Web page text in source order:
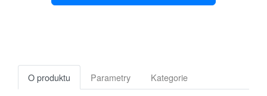
O produktu Parametry Kategorie